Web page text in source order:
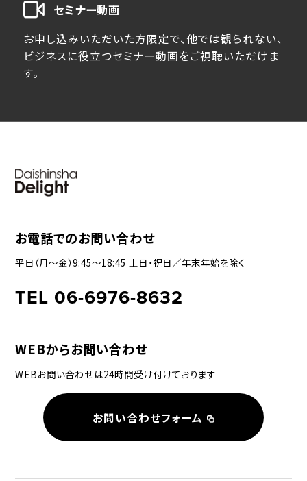
セミナー動画
お申し込みいただいた方限定で、他では観られない、
ビジネスに役立つセミナー動画をご視聴いただけま
す。
お電話でのお問い合わせ
平日（月〜金）9:45〜18:45 土日・祝日／年末年始を除く
TEL 06-6976-8632
WEBからお問い合わせ
WEBお問い合わせは24時間受け付けております
お問い合わせフォーム